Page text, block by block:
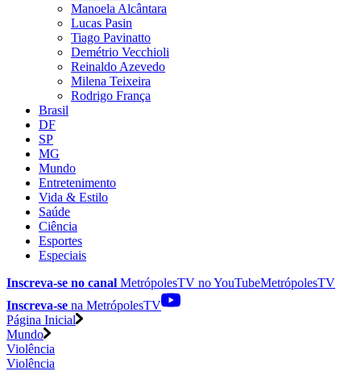
Manoela Alcântara
Lucas Pasin
Tiago Pavinatto
Demétrio Vecchioli
Reinaldo Azevedo
Milena Teixeira
Rodrigo França
Brasil
DF
SP
MG
Mundo
Entretenimento
Vida & Estilo
Saúde
Ciência
Esportes
Especiais
Inscreva-se no canal MetrópolesTV noYouTubeMetrópolesTV
Inscreva-se na MetrópolesTV
Página Inicial
Mundo
Violência
Violência